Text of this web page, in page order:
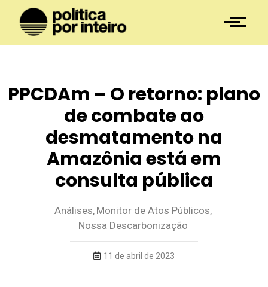
PPCDAm – O retorno: plano
de combate ao
desmatamento na
Amazônia está em
consulta pública
Análises, Monitor de Atos Públicos,
Nossa Descarbonização
11 de abril de 2023